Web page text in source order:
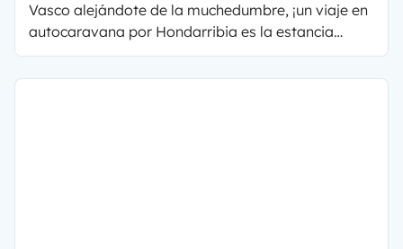
Vasco alejándote de la muchedumbre, ¡un viaje en
autocaravana por Hondarribia es la estancia
perfecta para tí! Aquí te contamos lo que tienes
que ver, qué cocina probar, y las posibles